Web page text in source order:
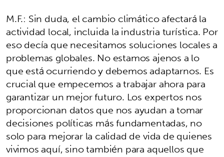
M.F.: Sin duda, el cambio climático afectará la
actividad local, incluida la industria turística. Por
eso decía que necesitamos soluciones locales a
problemas globales. No estamos ajenos a lo
que está ocurriendo y debemos adaptarnos. Es
crucial que empecemos a trabajar ahora para
garantizar un mejor futuro. Los expertos nos
proporcionan datos que nos ayudan a tomar
decisiones políticas más fundamentadas, no
solo para mejorar la calidad de vida de quienes
vivimos aquí, sino también para aquellos que